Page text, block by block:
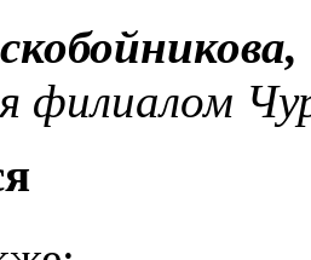
филиалом